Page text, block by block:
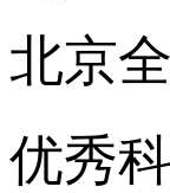
北京
优秀